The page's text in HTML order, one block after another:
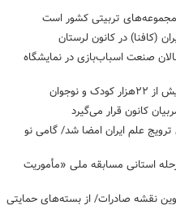
تربیتی کشور است
(کافنا) در کانون لرستان
صنعت اسباب‌بازی در نمایشگاه
کانون قرار می‌گیرد
علم ایران امضا شد/ گامی نو
استانی مسابقه ملی «مأموریت
نقشه صادرات/ از بسته‌های حمایتی